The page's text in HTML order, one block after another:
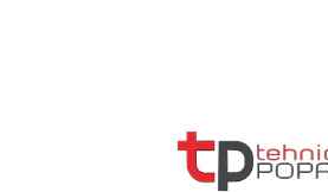
1. Piese & Accesorii Tractoare
1.1. Cabina & Caroserie